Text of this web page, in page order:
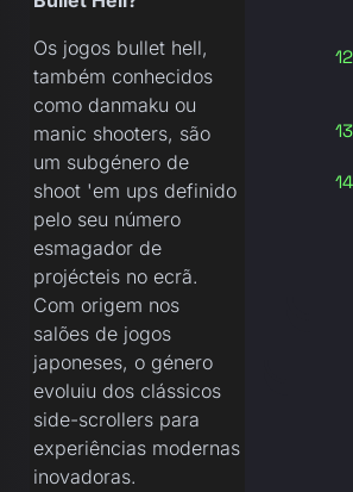
Os jogos bullet hell,
também conhecidos
como danmaku ou
manic shooters, são
um subgénero de
shoot 'em ups definido
pelo seu número
esmagador de
projécteis no ecrã.
Com origem nos
salões de jogos
japoneses, o género
evoluiu dos clássicos
side-scrollers para
experiências modernas
inovadoras.